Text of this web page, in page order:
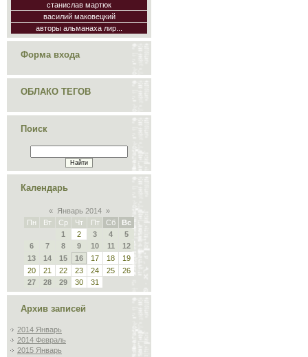
станислав мартюк
василий маковецкий
авторы альманаха лир...
Форма входа
ОБЛАКО ТЕГОВ
Поиск
Календарь
« Январь 2014 »
Пн
Вт Ср Чт Пт Сб
Вс
1
2 3 4
5
6
7 8 9 10 11
12
13
14 15 16 17 18
19
20
21 22 23 24 25
26
27
28 29 30 31
Архив записей
2014 Январь
2014 Февраль
2015 Январь